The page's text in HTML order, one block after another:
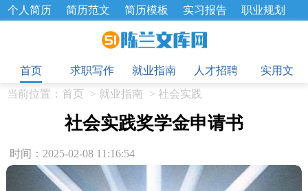
个人简历 简历范文 简历模板 实习报告
职业规划
招聘选拔 绩效考核 企业文化
工作总结
辞职报告
首页
求职写作 就业指南 人才招聘
实用文
当前位置： 首页 > 就业指南 > 社会实践
社会实践奖学金申请书
时间：2025-02-08 11:16:54